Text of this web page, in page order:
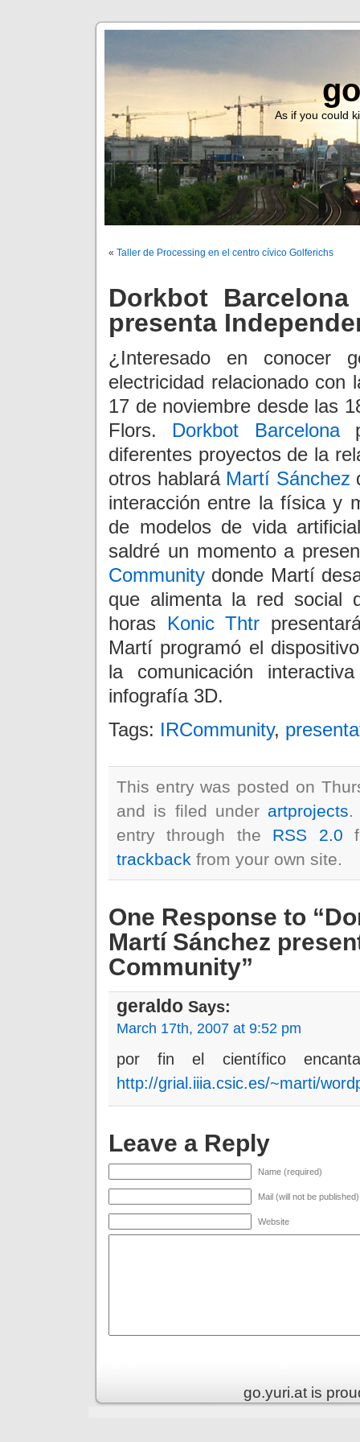
As if you could
« Taller de Processing en el centro cívico Golferichs
Dorkbot
presenta
¿Interesado en conocer
electricidad relacionado
17 de noviembre desde las
Flors. Dorkbot Barcelona
diferentes proyectos de la
otros hablará Martí Sánchez
interacción entre la física y
de modelos de vida
saldré un momento a
Community donde Martí
que alimenta la red social
horas Konic Thtr
Martí programó el
la comunicación
infografía 3D.
Tags: IRCommunity,
This entry was posted on
and is filed under artprojects.
entry through the RSS 2.0
trackback from your own site.
One Response to
Martí Sánchez
Community”
geraldo Says:
March 17th, 2007 at 9:52 pm
por fin el científico
http://grial.iiia.csic.es/~marti/
Leave a Reply
Name (required)
Mail (will not be
Website
go.yuri.at is